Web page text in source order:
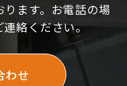
ます。お電話の場
連絡ください。
わせ